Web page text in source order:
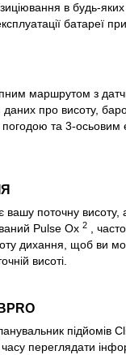
в будь-
батареї
маршрутом з
даних про висоту,
та 3-осьовим
вашу поточну висоту,
Pulse Ox 2
,
дихання, щоб ви
висоті.
підйомів
переглядати